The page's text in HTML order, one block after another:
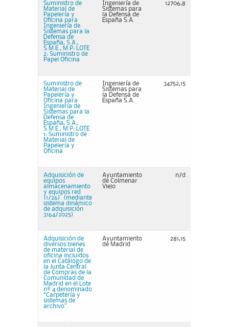
Suministro de
Material de
Papelería y
Oficina para
Ingeniería de
Sistemas para la
Defensa de
España, S.A.,
S.M.E., M.P: LOTE
2: Suministro de
Papel Oficina
Ingeniería de
Sistemas para
la Defensa de
España S.A.
12706,8
Suministro de
Material de
Papelería y
Oficina para
Ingeniería de
Sistemas para la
Defensa de
España, S.A.,
S.M.E., M.P: LOTE
1: Suministro de
Material de
Papelería y
Oficina
Ingeniería de
Sistemas para
la Defensa de
España S.A.
34752,15
Adquisición de
equipos
almacenamiento
y equipos red
(1/26). (mediante
sistema dinámico
de adquisición
3164/2025)
Ayuntamiento
de Colmenar
Viejo
n/d
Adquisición de
diversos bienes
de material de
oficina incluidos
en el Catálogo de
la Junta Central
de Compras de la
Comunidad de
Madrid en el Lote
nº 4 denominado
“Carpetería y
sistemas de
archivo”.
Ayuntamiento
de Madrid
281,15